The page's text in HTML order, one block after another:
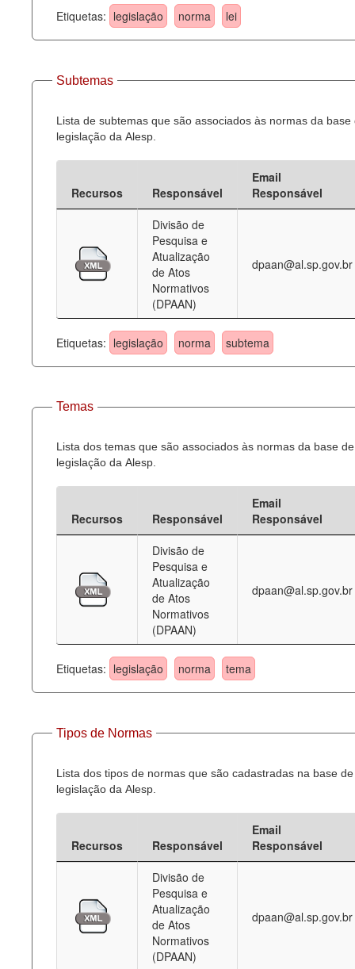
Etiquetas: legislação norma lei
Subtemas
Lista de subtemas que são associados às normas da base
legislação da Alesp.
Recursos Responsável
Email
Responsável
Divisão de
Pesquisa e
Atualização
de Atos
Normativos
(DPAAN)
dpaan@al.sp.gov.br
Etiquetas: legislação norma subtema
Temas
Lista dos temas que são associados às normas da base de
legislação da Alesp.
Recursos Responsável
Email
Responsável
Divisão de
Pesquisa e
Atualização
de Atos
Normativos
(DPAAN)
dpaan@al.sp.gov.br
Etiquetas: legislação norma tema
Tipos de Normas
Lista dos tipos de normas que são cadastradas na base de
legislação da Alesp.
Recursos Responsável
Email
Responsável
Divisão de
Pesquisa e
Atualização
de Atos
Normativos
(DPAAN)
dpaan@al.sp.gov.br